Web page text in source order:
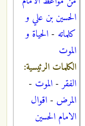
الحسين بن علي و
كلماته - الحياة و
الموت
الكلمات الرئيسية:
الفقر- الموت -
المرض - اقوال
الامام الحسين